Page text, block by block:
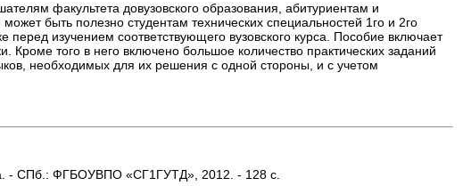
факультета довузовского образования, абитуриентам и
быть полезно студентам технических специальностей 1го и 2го
изучением соответствующего вузовского курса. Пособие включает
того в него включено большое количество практических заданий
необходимых для их решения с одной стороны, и с учетом
- СПб.: ФГБОУВПО «СГ1ГУТД», 2012. - 128 с.